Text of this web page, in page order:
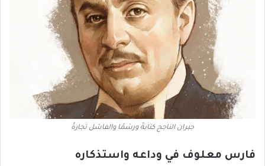
جبران الناجح كتابةً ورسْمًا والفاشل تجارةً
فارس معلوف في وداعه واستذكاره